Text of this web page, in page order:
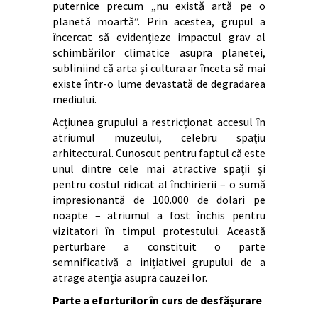
puternice precum „nu există artă pe o
planetă moartă”. Prin acestea, grupul a
încercat să evidențieze impactul grav al
schimbărilor climatice asupra planetei,
subliniind că arta și cultura ar înceta să mai
existe într-o lume devastată de degradarea
mediului.
Acțiunea grupului a restricționat accesul în
atriumul muzeului, celebru spațiu
arhitectural. Cunoscut pentru faptul că este
unul dintre cele mai atractive spații și
pentru costul ridicat al închirierii – o sumă
impresionantă de 100.000 de dolari pe
noapte – atriumul a fost închis pentru
vizitatori în timpul protestului. Această
perturbare a constituit o parte
semnificativă a inițiativei grupului de a
atrage atenția asupra cauzei lor.
Parte a eforturilor în curs de desfășurare